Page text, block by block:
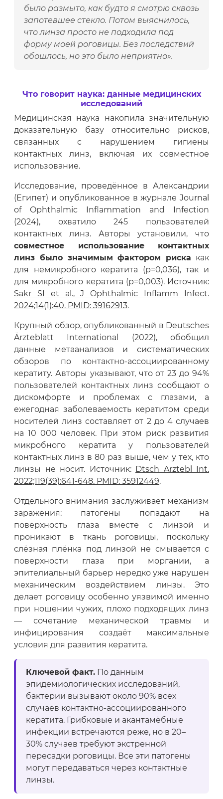
было размыто, как будто я смотрю сквозь
запотевшее стекло. Потом выяснилось,
что линза просто не подходила под
форму моей роговицы. Без последствий
обошлось, но это было неприятно».
Что говорит наука: данные медицинских
исследований
Медицинская наука накопила значительную
доказательную базу относительно рисков,
связанных с нарушением гигиены
контактных линз, включая их совместное
использование.
Исследование, проведённое в Александрии
(Египет) и опубликованное в журнале Journal
of Ophthalmic Inflammation and Infection
(2024), охватило 245 пользователей
контактных линз. Авторы установили, что
совместное использование контактных
линз было значимым фактором риска как
для немикробного кератита (p=0,036), так и
для микробного кератита (p=0,003). Источник:
Sakr SI et al., J Ophthalmic Inflamm Infect.
2024;14(1):40. PMID: 39162913.
Крупный обзор, опубликованный в Deutsches
Ärzteblatt International (2022), обобщил
данные метаанализов и систематических
обзоров по контактно-ассоциированному
кератиту. Авторы указывают, что от 23 до 94%
пользователей контактных линз сообщают о
дискомфорте и проблемах с глазами, а
ежегодная заболеваемость кератитом среди
носителей линз составляет от 2 до 4 случаев
на 10 000 человек. При этом риск развития
микробного кератита у пользователей
контактных линз в 80 раз выше, чем у тех, кто
линзы не носит. Источник: Dtsch Arztebl Int.
2022;119(39):641-648. PMID: 35912449.
Отдельного внимания заслуживает механизм
заражения: патогены попадают на
поверхность глаза вместе с линзой и
проникают в ткань роговицы, поскольку
слёзная плёнка под линзой не смывается с
поверхности глаза при моргании, а
эпителиальный барьер нередко уже нарушен
механическим воздействием линзы. Это
делает роговицу особенно уязвимой именно
при ношении чужих, плохо подходящих линз
— сочетание механической травмы и
инфицирования создаёт максимальные
условия для развития кератита.
Ключевой факт. По данным
эпидемиологических исследований,
бактерии вызывают около 90% всех
случаев контактно-ассоциированного
кератита. Грибковые и акантамёбные
инфекции встречаются реже, но в 20–
30% случаев требуют экстренной
пересадки роговицы. Все эти патогены
могут передаваться через контактные
линзы.